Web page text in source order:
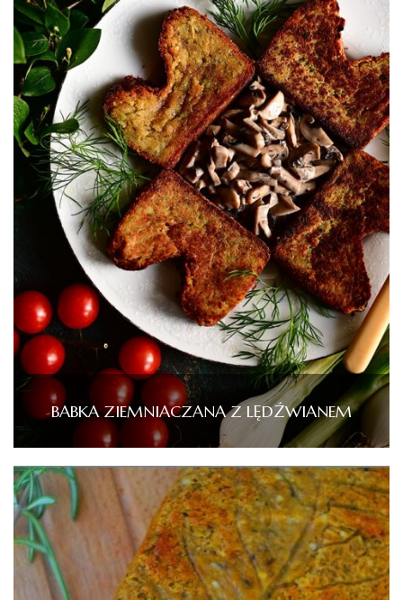
BABKA ZIEMNIACZANA Z LĘDŹWIANEM